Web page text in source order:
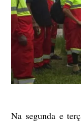
Na segunda e